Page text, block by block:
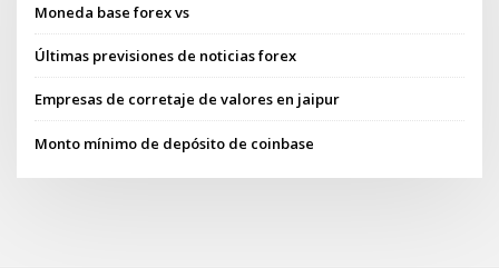
Moneda base forex vs
Últimas previsiones de noticias forex
Empresas de corretaje de valores en jaipur
Monto mínimo de depósito de coinbase